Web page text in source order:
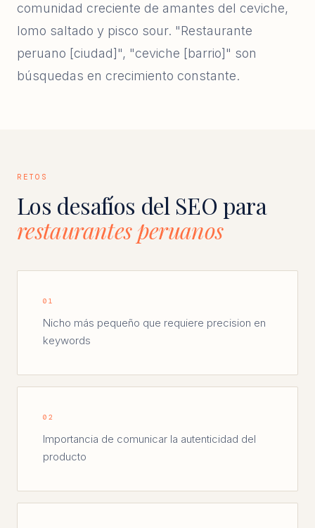
comunidad creciente de amantes del ceviche,
lomo saltado y pisco sour. "Restaurante
peruano [ciudad]", "ceviche [barrio]" son
búsquedas en crecimiento constante.
RETOS
Los desafíos del SEO para
restaurantes peruanos
01
Nicho más pequeño que requiere precision en
keywords
02
Importancia de comunicar la autenticidad del
producto